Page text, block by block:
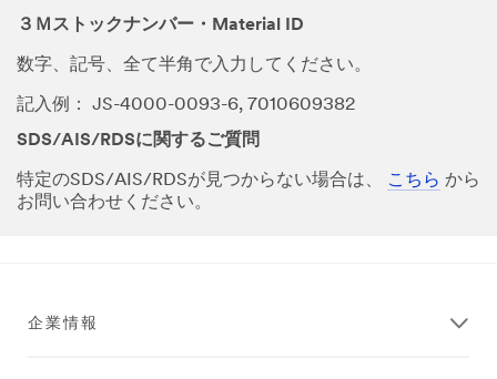
３Ｍストックナンバー・Material ID
数字、記号、全て半角で入力してください。
記入例： JS-4000-0093-6, 7010609382
SDS/AIS/RDSに関するご質問
特定のSDS/AIS/RDSが見つからない場合は、 こちら から
お問い合わせください。
企業情報